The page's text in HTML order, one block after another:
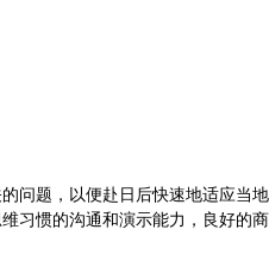
问题，以便赴日后快速地适应当地
习惯的沟通和演示能力，良好的商